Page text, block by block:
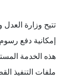
تتيح وزارة العدل
إمكانية دفع
هذه الخدمة
ملفات التنفيذ